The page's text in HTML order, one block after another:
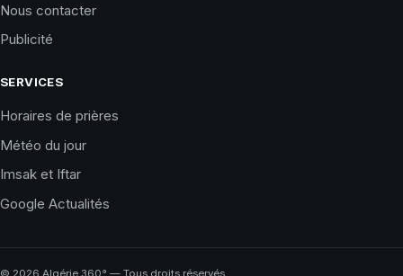
Nous contacter
Publicité
SERVICES
Horaires de prières
Météo du jour
Imsak et Iftar
Google Actualités